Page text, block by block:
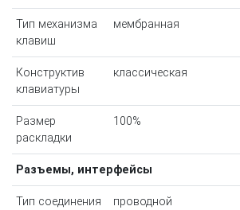
Тип механизма
клавиш
мембранная
Конструктив
клавиатуры
классическая
Размер
раскладки
100%
Разъемы, интерфейсы
Тип соединения
проводной